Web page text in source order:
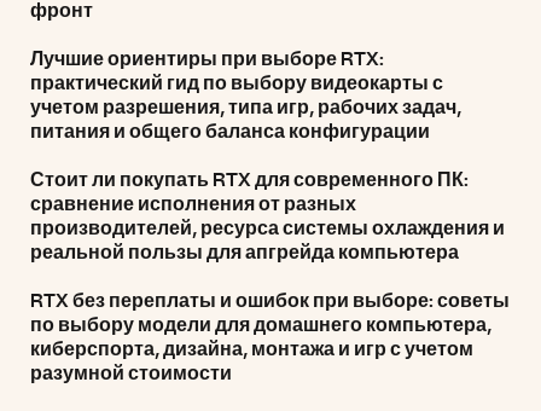
фронт
Лучшие ориентиры при выборе RTX:
практический гид по выбору видеокарты с
учетом разрешения, типа игр, рабочих задач,
питания и общего баланса конфигурации
Стоит ли покупать RTX для современного ПК:
сравнение исполнения от разных
производителей, ресурса системы охлаждения и
реальной пользы для апгрейда компьютера
RTX без переплаты и ошибок при выборе: советы
по выбору модели для домашнего компьютера,
киберспорта, дизайна, монтажа и игр с учетом
разумной стоимости